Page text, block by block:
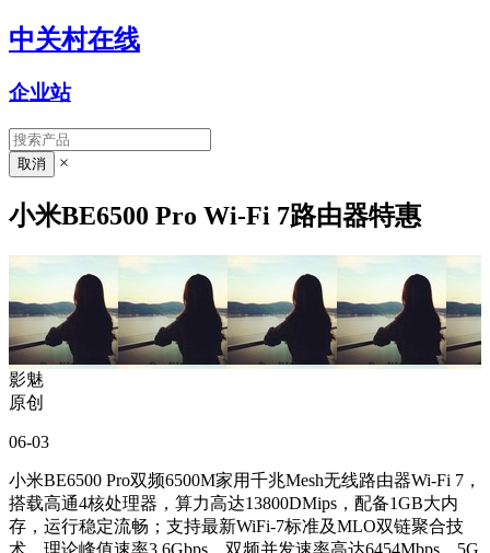
中关村在线
企业站
×
小米BE6500 Pro Wi-Fi 7路由器特惠
影魅
原创
06-03
小米BE6500 Pro双频6500M家用千兆Mesh无线路由器Wi-Fi 7，
搭载高通4核处理器，算力高达13800DMips，配备1GB大内
存，运行稳定流畅；支持最新WiFi-7标准及MLO双链聚合技